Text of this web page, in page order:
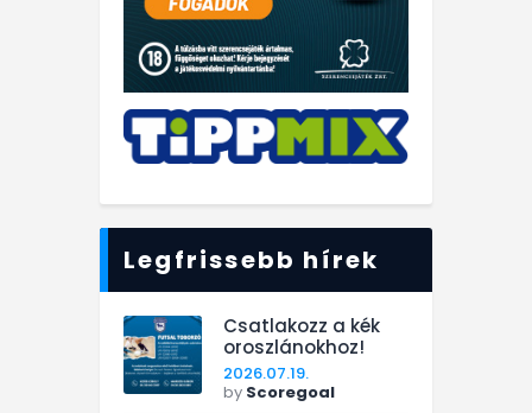
Legfrissebb hírek
Csatlakozz a kék
oroszlánokhoz!
2026.07.19.
by Scoregoal